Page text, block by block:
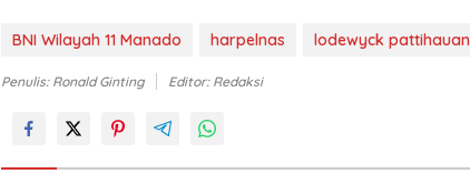
BNI Wilayah 11 Manado harpelnas lodewyck pattihauan
Penulis: Ronald Ginting Editor: Redaksi